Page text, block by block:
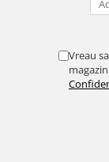
Vreau